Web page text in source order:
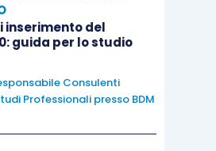
inserimento del
guida per lo studio
Consulenti
Professionali presso BDM